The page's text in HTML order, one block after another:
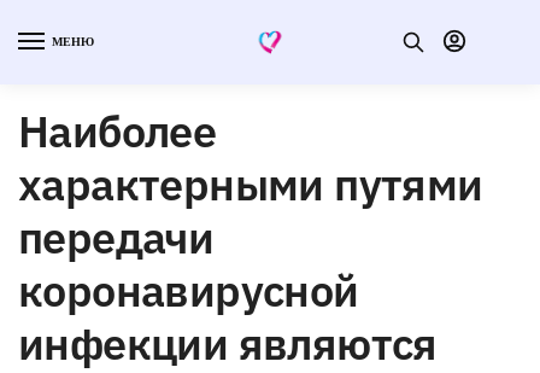
МЕНЮ
Наиболее
характерными путями
передачи
коронавирусной
инфекции являются